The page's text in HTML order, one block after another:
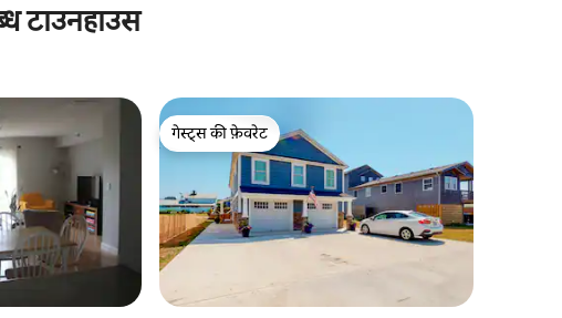
टाउनहाउस
गेस्ट्स की फ़ेवरेट
गेस्ट्स की फ़ेवरेट